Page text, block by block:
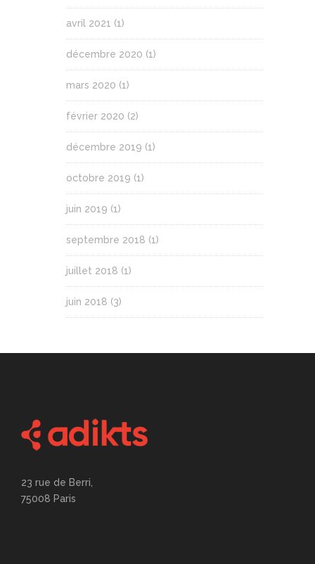
avril 2021 (1)
décembre 2020 (1)
mars 2020 (1)
février 2020 (2)
décembre 2019 (1)
octobre 2019 (1)
juin 2019 (1)
septembre 2018 (1)
juillet 2018 (1)
juin 2018 (3)
23 rue de Berri,
75008 Paris